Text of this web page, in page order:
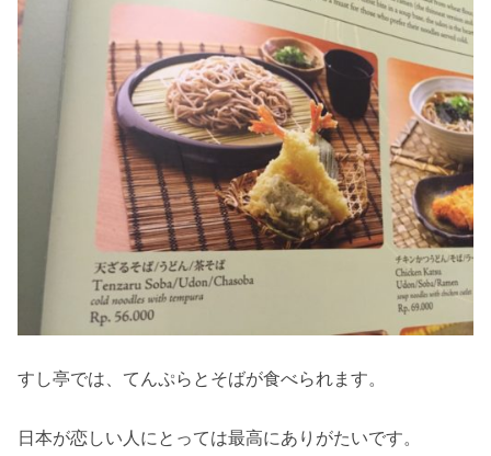
すし亭では、てんぷらとそばが食べられます。
日本が恋しい人にとっては最高にありがたいです。